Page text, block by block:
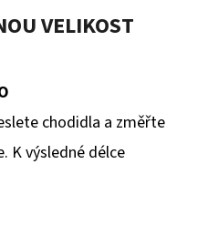
VELIKOST
chodidla a změřte
K výsledné délce